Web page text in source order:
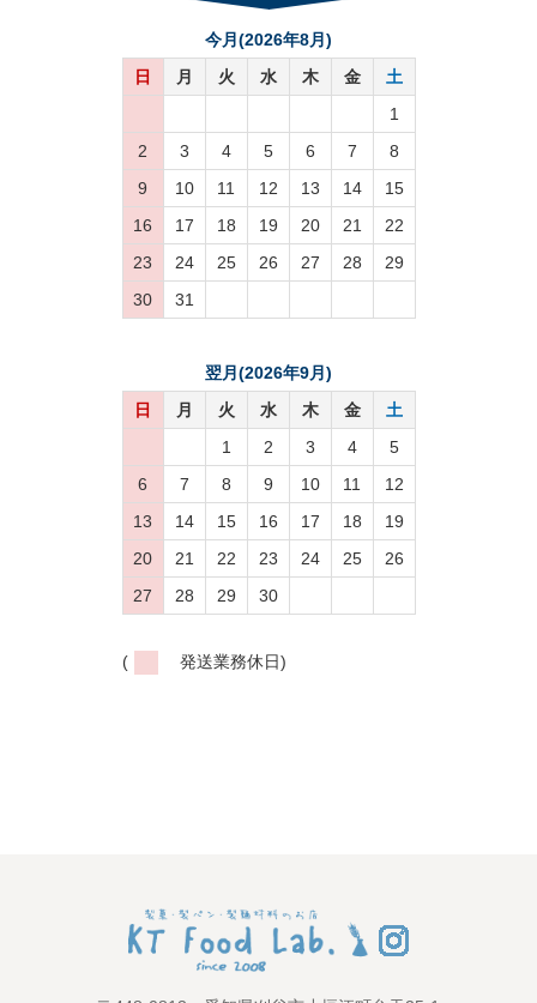
今月(2026年8月)
日
月 火 水 木 金
土
1
2
3 4 5 6 7
8
9
10 11 12 13 14
15
16
17 18 19 20 21
22
23
24 25 26 27 28
29
30
31
翌月(2026年9月)
日
月 火 水 木 金
土
1
2 3 4
5
6
7 8 9 10 11
12
13
14 15 16 17 18
19
20
21 22 23 24 25
26
27
28 29 30
( 発送業務休日)